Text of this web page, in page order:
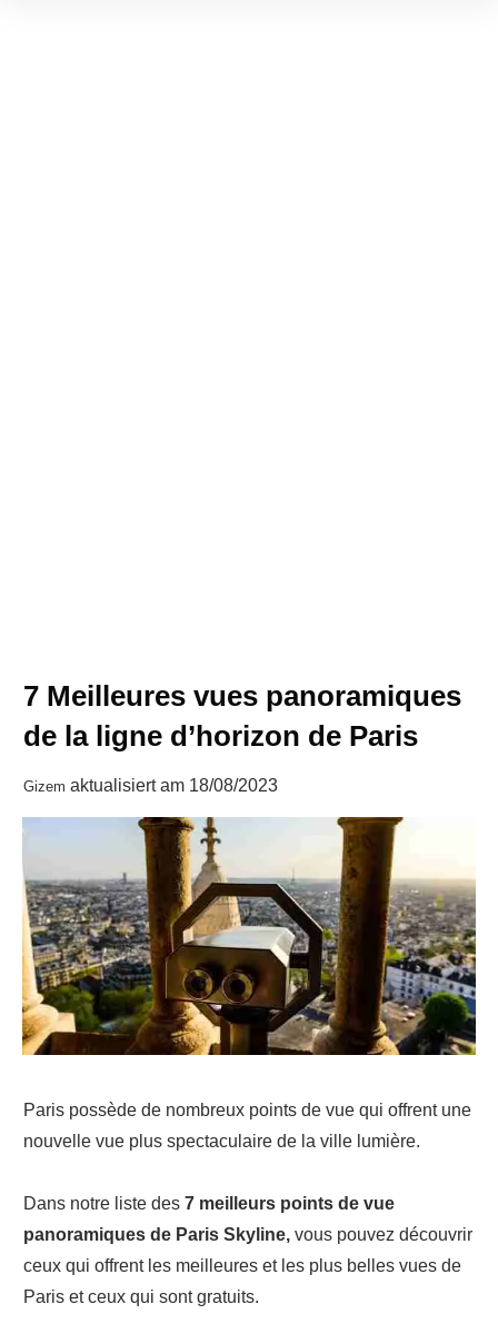
7 Meilleures vues panoramiques
de la ligne d’horizon de Paris
Gizem aktualisiert am 18/08/2023
Paris possède de nombreux points de vue qui offrent une
nouvelle vue plus spectaculaire de la ville lumière.
Dans notre liste des 7 meilleurs points de vue
panoramiques de Paris Skyline, vous pouvez découvrir
ceux qui offrent les meilleures et les plus belles vues de
Paris et ceux qui sont gratuits.